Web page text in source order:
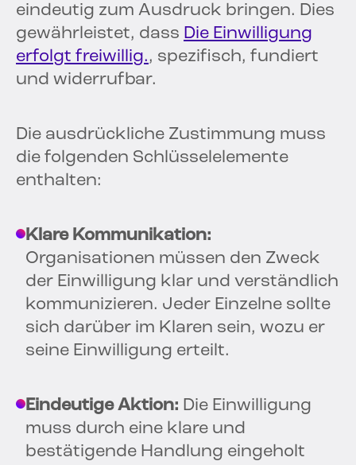
eindeutig zum Ausdruck bringen. Dies
gewährleistet, dass Die Einwilligung
erfolgt freiwillig., spezifisch, fundiert
und widerrufbar.
Die ausdrückliche Zustimmung muss
die folgenden Schlüsselelemente
enthalten:
Klare Kommunikation:
Organisationen müssen den Zweck
der Einwilligung klar und verständlich
kommunizieren. Jeder Einzelne sollte
sich darüber im Klaren sein, wozu er
seine Einwilligung erteilt.
Eindeutige Aktion: Die Einwilligung
muss durch eine klare und
bestätigende Handlung eingeholt